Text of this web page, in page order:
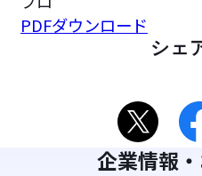
PDFダウンロード
シェ
企業情報